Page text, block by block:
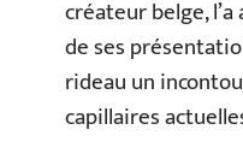
créateur belge,
de ses
rideau un
capillaires